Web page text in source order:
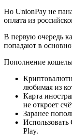
Но UnionPay не
оплата из
В первую очередь
попадают в
Пополнение
любимая из
Карта
не откроет
Заранее
Play.